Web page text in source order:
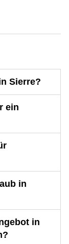
Sierre?
ein
in
in